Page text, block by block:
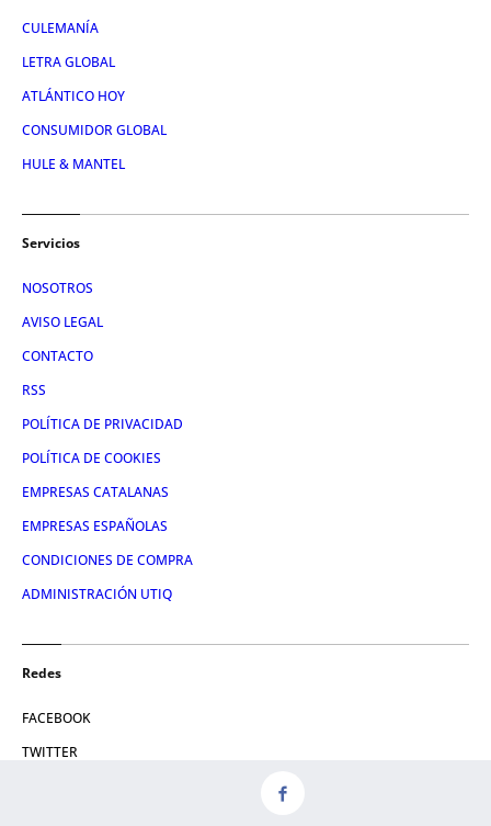
CULEMANÍA
LETRA GLOBAL
ATLÁNTICO HOY
CONSUMIDOR GLOBAL
HULE & MANTEL
Servicios
NOSOTROS
AVISO LEGAL
CONTACTO
RSS
POLÍTICA DE PRIVACIDAD
POLÍTICA DE COOKIES
EMPRESAS CATALANAS
EMPRESAS ESPAÑOLAS
CONDICIONES DE COMPRA
ADMINISTRACIÓN UTIQ
Redes
FACEBOOK
TWITTER